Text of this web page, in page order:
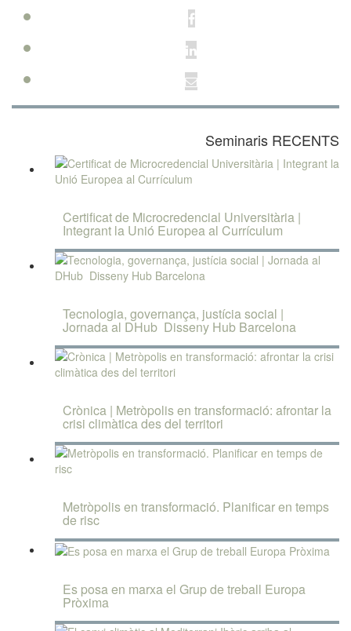
Seminaris RECENTS
Certificat de Microcredencial Universitària |
Integrant la Unió Europea al Currículum
Tecnologia, governança, justícia social |
Jornada al DHub  Disseny Hub Barcelona
Crònica | Metròpolis en transformació: afrontar la
crisi climàtica des del territori
Metròpolis en transformació. Planificar en temps
de risc
Es posa en marxa el Grup de treball Europa
Pròxima